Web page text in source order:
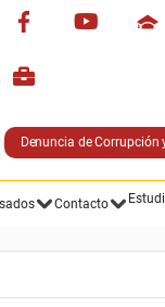
Denuncia de Corrupción
Contacto